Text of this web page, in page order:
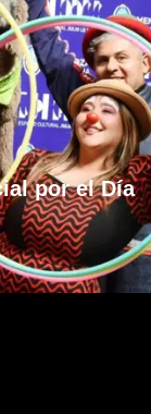
por el Día